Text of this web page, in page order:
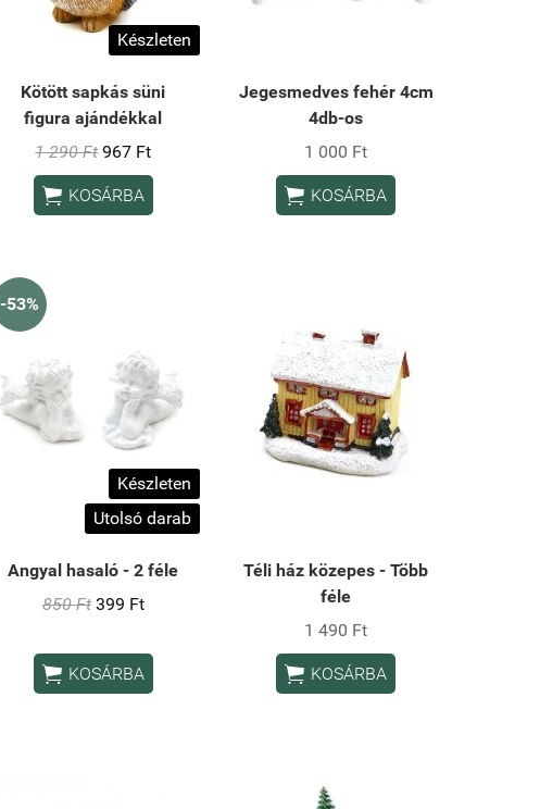
Készleten
Kötött sapkás süni
figura ajándékkal
1 290 Ft 967 Ft
 KOSÁRBA
Jegesmedves fehér 4cm
4db-os
1 000 Ft
 KOSÁRBA
-53%
Készleten
Utolsó darab
Angyal hasaló - 2 féle
850 Ft 399 Ft
 KOSÁRBA
Téli ház közepes - Több
féle
1 490 Ft
 KOSÁRBA